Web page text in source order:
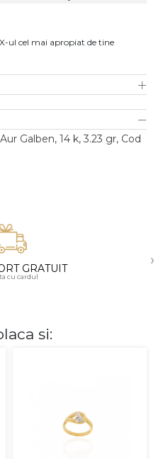
ul cel mai apropiat de tine
Galben, 14 k, 3.23 gr, Cod
GRATUIT
cu cardul
›
si: